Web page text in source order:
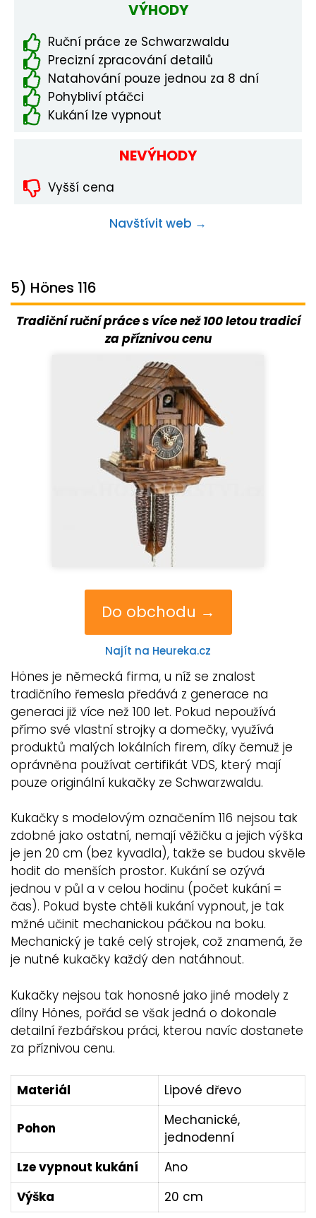
VÝHODY
Ruční práce ze Schwarzwaldu
Precizní zpracování detailů
Natahování pouze jednou za 8 dní
Pohybliví ptáčci
Kukání lze vypnout
NEVÝHODY
Vyšší cena
Navštívit web →
5) Hönes 116
Tradiční ruční práce s více než 100 letou tradicí
za příznivou cenu
Do obchodu →
Najít na Heureka.cz
Hönes je německá firma, u níž se znalost
tradičního řemesla předává z generace na
generaci již více než 100 let. Pokud nepoužívá
přímo své vlastní strojky a domečky, využívá
produktů malých lokálních firem, díky čemuž je
oprávněna používat certifikát VDS, který mají
pouze originální kukačky ze Schwarzwaldu.
Kukačky s modelovým označením 116 nejsou tak
zdobné jako ostatní, nemají věžičku a jejich výška
je jen 20 cm (bez kyvadla), takže se budou skvěle
hodit do menších prostor. Kukání se ozývá
jednou v půl a v celou hodinu (počet kukání =
čas). Pokud byste chtěli kukání vypnout, je tak
mžné učinit mechanickou páčkou na boku.
Mechanický je také celý strojek, což znamená, že
je nutné kukačky každý den natáhnout.
Kukačky nejsou tak honosné jako jiné modely z
dílny Hönes, pořád se však jedná o dokonale
detailní řezbářskou práci, kterou navíc dostanete
za příznivou cenu.
Materiál Lipové dřevo
Pohon
Mechanické,
jednodenní
Lze vypnout kukání
Ano
Výška
20 cm